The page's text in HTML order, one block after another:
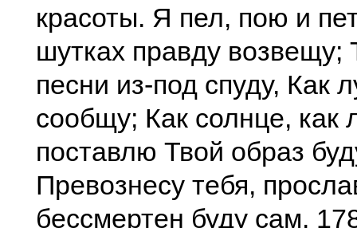
красоты. Я пел, пою и
шутках правду возвещу;
песни из-под спуду, Как
сообщу; Как солнце, как
поставлю Твой образ
Превознесу тебя,
бессмертен буду сам.